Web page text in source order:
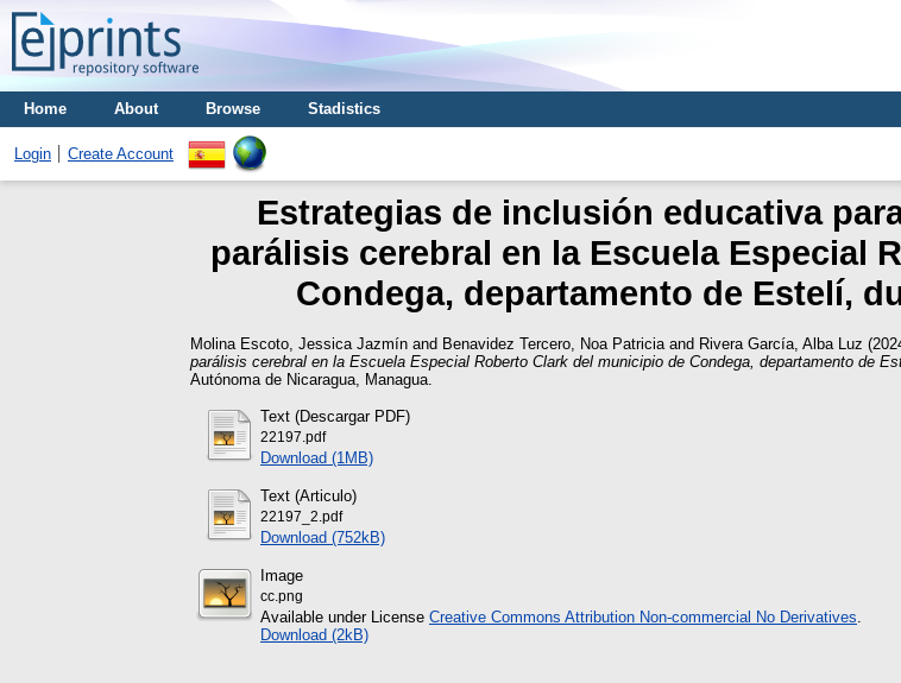
Home About Browse Stadistics
Login Create Account
Estrategias de inclusión educativa
parálisis cerebral en la Escuela Especial
Condega, departamento de Estelí,
Molina Escoto, Jessica Jazmín and Benavidez Tercero, Noa Patricia and Rivera García, Alba Luz
parálisis cerebral en la Escuela Especial Roberto Clark del municipio de Condega, departamento de
Autónoma de Nicaragua, Managua.
Text (Descargar PDF)
22197.pdf
Download (1MB)
Text (Articulo)
22197_2.pdf
Download (752kB)
Image
cc.png
Available under License Creative Commons Attribution Non-commercial No Derivatives
Download (2kB)